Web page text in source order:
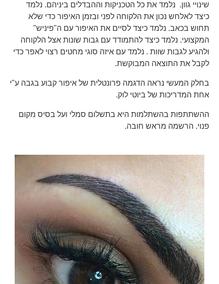
שינויי גוון. נלמד את כל הטכניקות וההבדלים ביניהם. נלמד
כיצד לאלחש נכון את הלקוחה לפני ובזמן האיפור כדי שלא
תחוש בכאב. נלמד כיצד לסיים את האיפור עם ה"פיניש"
המקצועי. נלמד כיצד להתמודד עם גבות שונות אצל הלקוחה
ולהגיע לגבות שוות . נלמד עם איזה סוגי מחטים רצוי לאפר כדי
לקבל את התוצאה המבוקשת.
בחלק המעשי נראה הדגמה פרונטלית של איפור קבוע בגבה ע"י
אחת המדריכות של ביוטי לוק.
ההשתתפות בהשתלמות היא בתשלום סמלי ועל בסיס מקום
פנוי. הרשמה מראש חובה.